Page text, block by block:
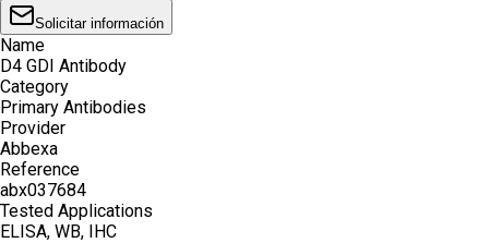
Solicitar información
Name
D4 GDI Antibody
Category
Primary Antibodies
Provider
Abbexa
Reference
abx037684
Tested Applications
ELISA, WB, IHC